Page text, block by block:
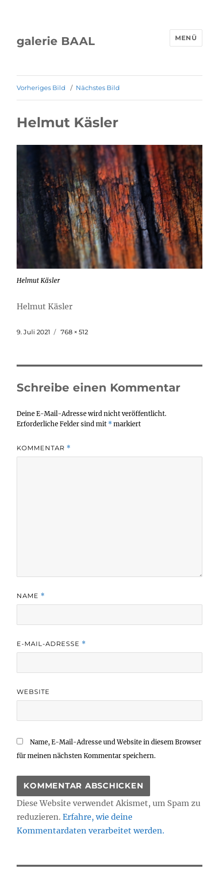
galerie BAAL MENÜ
Vorheriges Bild Nächstes Bild
Helmut Käsler
Helmut Käsler
Helmut Käsler
Veröffentlicht
9. Juli 2021 Originalgröße
768 × 512
Schreibe einen Kommentar
Deine E-Mail-Adresse wird nicht veröffentlicht.
Erforderliche Felder sind mit *markiert
KOMMENTAR *
NAME *
E-MAIL-ADRESSE *
WEBSITE
Name, E-Mail-Adresse und Website in diesem Browser
für meinen nächsten Kommentar speichern.
Diese Website verwendet Akismet, um Spam zu
reduzieren.Erfahre, wie deine
Kommentardaten verarbeitet werden.